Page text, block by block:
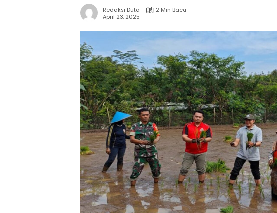
Redaksi Duta
2 Min Baca
April 23, 2025